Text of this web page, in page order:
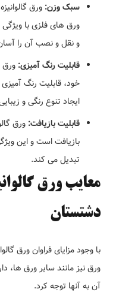
سبک وزن: ورق
ورق های فلزی با
و نقل و نصب آن را
قابلیت رنگ آمیزی: ورق
خود، قابلیت رنگ آمیزی
ایجاد تنوع رنگی و
قابلیت بازیافت: ورق
بازیافت است و این
تبدیل می کند.
دشتستان
ورق نیز مانند سایر ورق ها،
آن به آنها توجه کرد.